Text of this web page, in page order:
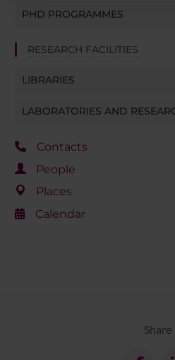
con altre informazioni che hai
PHD PROGRAMMES
RESEARCH FACILITIES
LIBRARIES
LABORATORIES AND
Contacts
People
Places
Calendar
Share